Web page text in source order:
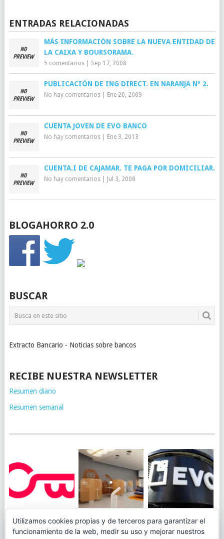
ENTRADAS RELACIONADAS
MÁS INFORMACIÓN SOBRE LA NUEVA ENTIDAD DE
LA CAIXA Y BOURSORAMA.
5 comentarios| Sep 17, 2008
PUBLICACIÓN DE ING DIRECT. EN NARANJA Nº 2.
No hay comentarios| Ene 20, 2009
CUENTA JOVEN DE EVO BANCO
No hay comentarios| Ene 3, 2013
CUENTA.I DE CAJAMAR. TE PAGA POR DOMICILIAR.
No hay comentarios| Jul 3, 2008
BLOGAHORRO 2.0
BUSCAR
Extracto Bancario - Noticias sobre bancos
RECIBE NUESTRA NEWSLETTER
Resumen diario
Resumen semanal
JUEGA AL
CANICÓDROMO
ING TOCA SUELO EN
LA RENTABILIDAD
EVO BANK
PERMITIRÁ
Utilizamos cookies propias y de terceros para garantizar el
funcionamiento de la web, medir su uso y mejorar nuestros